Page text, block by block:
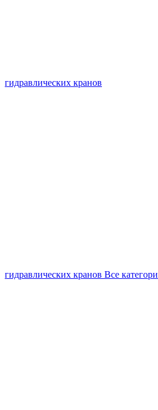
гидравлических кранов
гидравлических кранов Все